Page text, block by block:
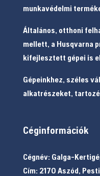
munkavédelmi
Általános, otthoni
mellett, a Husqvarna
kifejlesztett gépei is
Gépeinkhez, széles
alkatrészeket,
Céginformációk
Cégnév: Galga-
Cím: 2170 Aszód,